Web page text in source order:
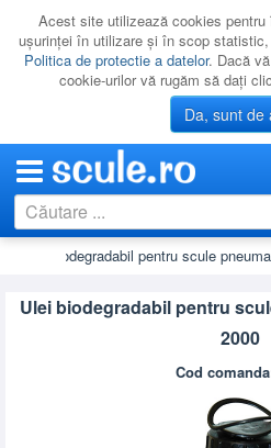
Acest site utilizează cookies
uşurinţei în utilizare şi în scop
Politica de protectie a datelor. Dacă
cookie-urilor vă rugăm să daţi
Da, sunt de
CATEGORII
Ulei biodegradabil pentru scule
Ulei biodegradabil pentru
2000
Cod